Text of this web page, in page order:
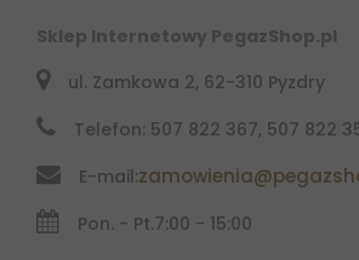
Sklep Internetowy PegazShop.pl
ul. Zamkowa 2, 62-310 Pyzdry
Telefon: 507 822 367, 507 822
E-mail:
Pon. - Pt.7:00 - 15:00